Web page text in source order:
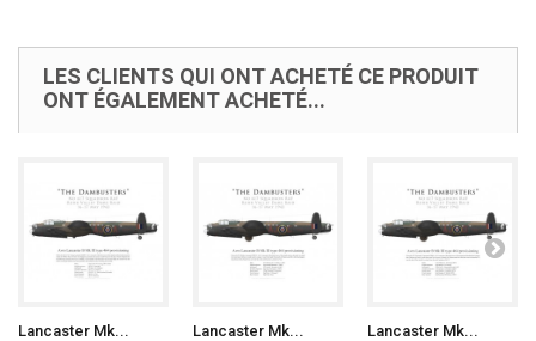
LES CLIENTS QUI ONT ACHETÉ CE PRODUIT
ONT ÉGALEMENT ACHETÉ...
Lancaster Mk... Lancaster Mk... Lancaster Mk...